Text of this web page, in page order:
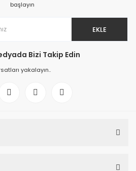
başlayın
EKLE
Bizi Takip Edin
yakalayın..